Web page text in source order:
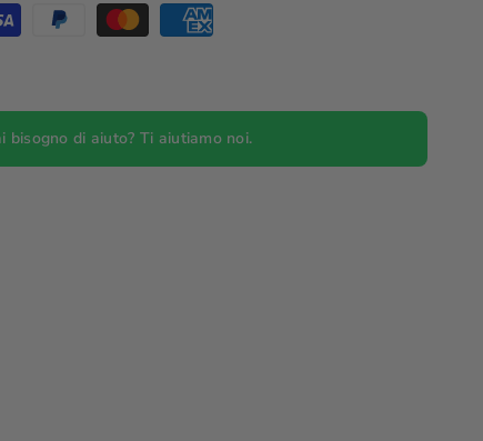
bisogno di aiuto? Ti aiutiamo noi.